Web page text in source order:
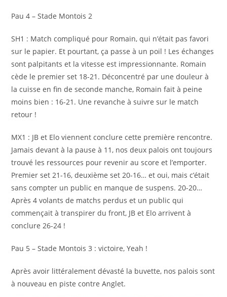
Pau 4 – Stade Montois 2
SH1 : Match compliqué pour Romain, qui n’était pas favori
sur le papier. Et pourtant, ça passe à un poil ! Les échanges
sont palpitants et la vitesse est impressionnante. Romain
cède le premier set 18-21. Déconcentré par une douleur à
la cuisse en fin de seconde manche, Romain fait à peine
moins bien : 16-21. Une revanche à suivre sur le match
retour !
MX1 : JB et Elo viennent conclure cette première rencontre.
Jamais devant à la pause à 11, nos deux palois ont toujours
trouvé les ressources pour revenir au score et l’emporter.
Premier set 21-16, deuxième set 20-16… et oui, mais c’était
sans compter un public en manque de suspens. 20-20…
Après 4 volants de matchs perdus et un public qui
commençait à transpirer du front, JB et Elo arrivent à
conclure 26-24 !
Pau 5 – Stade Montois 3 : victoire, Yeah !
Après avoir littéralement dévasté la buvette, nos palois sont
à nouveau en piste contre Anglet.